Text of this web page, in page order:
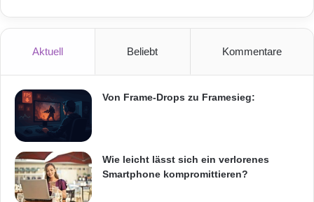
„In vielen Sprachen wie etwa Deutsch,
Englisch oder Französisch beobachten wir
zwar eine Abnahme regionaler Akzente“, sagte
Dominic Watt, Senior Lecturer, Department of
Language & Linguistic Science, University of
York/
Großbritannien
Aktuell Beliebt Kommentare
Von Frame-Drops zu Framesieg:
Wie leicht lässt sich ein verlorenes
Smartphone kompromittieren?